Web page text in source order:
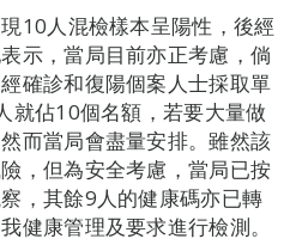
10人混檢樣本呈陽性，後經
示，當局目前亦正考慮，倘
確診和復陽個案人士採取單
就佔10個名額，若要大量做
而當局會盡量安排。雖然該
，但為安全考慮，當局已按
，其餘9人的健康碼亦已轉
健康管理及要求進行檢測。